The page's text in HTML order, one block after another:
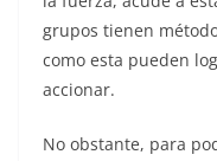
grupos tienen
como esta pueden
accionar.
No obstante, para